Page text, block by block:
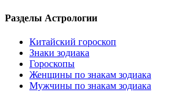
Разделы Астрологии
Китайский гороскоп
Знаки зодиака
Гороскопы
Женщины по знакам зодиака
Мужчины по знакам зодиака